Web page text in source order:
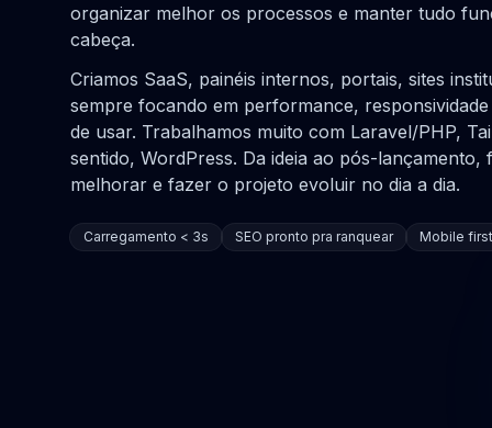
organizar melhor os processos e manter tudo
cabeça.
Criamos SaaS, painéis internos, portais, sites
sempre focando em performance,
de usar. Trabalhamos muito com Laravel/PHP,
sentido, WordPress. Da ideia ao pós-lançamento,
melhorar e fazer o projeto evoluir no dia a dia.
Carregamento < 3s SEO pronto pra ranquear Mobile first